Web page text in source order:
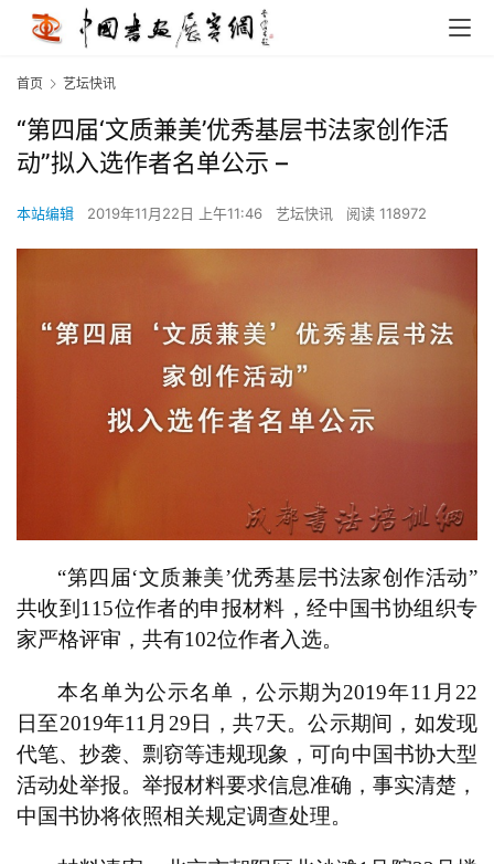
首页 艺坛快讯
“第四届‘文质兼美’优秀基层书法家创作活
动”拟入选作者名单公示 –
本站编辑 2019年11月22日 上午11:46 艺坛快讯 阅读 118972
“第四届‘文质兼美’优秀基层书法家创作活动”
共收到 115位作者的申报材料，经中国书协组织专
家严格评审，共有102位作者入选。
本名单为公示名单，公示期为2019年11 月 22
日至2019年11 月 29日，共7天。公示期间，如发现
代笔、抄袭、 剽窃等违规现象，可向中国书协大型
活动处举报。举报材料要求信息准确，事实清楚，
中国书协将依照相关规定调查处理。